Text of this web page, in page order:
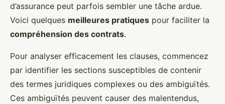
d’assurance peut parfois sembler une tâche ardue.
Voici quelques meilleures pratiques pour faciliter la
compréhension des contrats.
Pour analyser efficacement les clauses, commencez
par identifier les sections susceptibles de contenir
des termes juridiques complexes ou des ambiguïtés.
Ces ambiguïtés peuvent causer des malentendus,